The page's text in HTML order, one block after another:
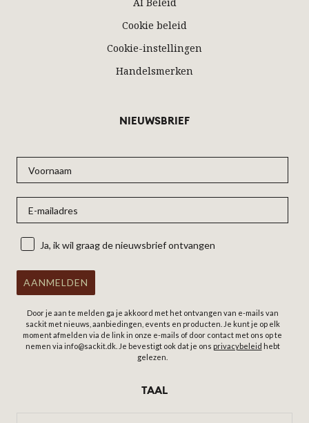
AI Beleid
Cookie beleid
Cookie-instellingen
Handelsmerken
NIEUWSBRIEF
Ja, ik wil graag de nieuwsbrief ontvangen
Ja, ik wil graag de nieuwsbrief ontvangen
AANMELDEN
Door je aan te melden ga je akkoord met het ontvangen van e-mails van
sackit met nieuws, aanbiedingen, events en producten. Je kunt je op elk
moment afmelden via de link in onze e-mails of door contact met ons op te
nemen via info@sackit.dk. Je bevestigt ook dat je ons privacybeleid hebt
gelezen.
TAAL